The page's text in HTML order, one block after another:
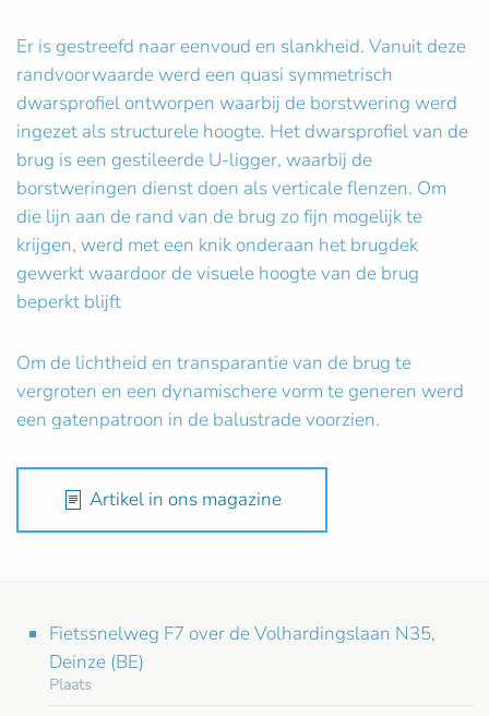
Er is gestreefd naar eenvoud en slankheid. Vanuit deze
randvoorwaarde werd een quasi symmetrisch
dwarsprofiel ontworpen waarbij de borstwering werd
ingezet als structurele hoogte. Het dwarsprofiel van de
brug is een gestileerde U-ligger, waarbij de
borstweringen dienst doen als verticale flenzen. Om
die lijn aan de rand van de brug zo fijn mogelijk te
krijgen, werd met een knik onderaan het brugdek
gewerkt waardoor de visuele hoogte van de brug
beperkt blijft
Om de lichtheid en transparantie van de brug te
vergroten en een dynamischere vorm te generen werd
een gatenpatroon in de balustrade voorzien.
Artikel in ons magazine
Fietssnelweg F7 over de Volhardingslaan N35,
Deinze (BE)
Plaats